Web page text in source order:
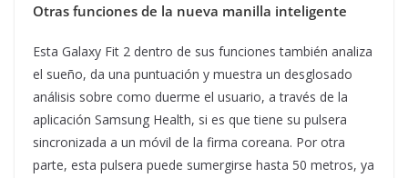
Otras funciones de la nueva manilla inteligente
Esta Galaxy Fit 2 dentro de sus funciones también analiza
el sueño, da una puntuación y muestra un desglosado
análisis sobre como duerme el usuario, a través de la
aplicación Samsung Health, si es que tiene su pulsera
sincronizada a un móvil de la firma coreana. Por otra
parte, esta pulsera puede sumergirse hasta 50 metros, ya